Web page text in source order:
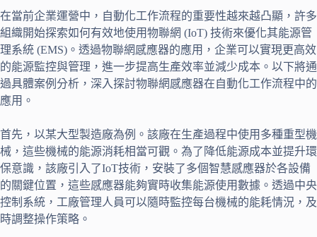
在當前企業運營中，自動化工作流程的重要性越來越凸顯，許多
組織開始探索如何有效地使用物聯網 (IoT) 技術來優化其能源管
理系統 (EMS)。透過物聯網感應器的應用，企業可以實現更高效
的能源監控與管理，進一步提高生產效率並減少成本。以下將通
過具體案例分析，深入探討物聯網感應器在自動化工作流程中的
應用。
首先，以某大型製造廠為例。該廠在生產過程中使用多種重型機
械，這些機械的能源消耗相當可觀。為了降低能源成本並提升環
保意識，該廠引入了IoT技術，安裝了多個智慧感應器於各設備
的關鍵位置，這些感應器能夠實時收集能源使用數據。透過中央
控制系統，工廠管理人員可以隨時監控每台機械的能耗情況，及
時調整操作策略。